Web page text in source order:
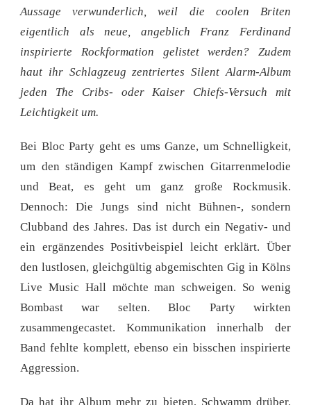
Aussage verwunderlich, weil die coolen Briten
eigentlich als neue, angeblich Franz Ferdinand
inspirierte Rockformation gelistet werden? Zudem
haut ihr Schlagzeug zentriertes Silent Alarm-Album
jeden The Cribs- oder Kaiser Chiefs-Versuch mit
Leichtigkeit um.
Bei Bloc Party geht es ums Ganze, um Schnelligkeit,
um den ständigen Kampf zwischen Gitarrenmelodie
und Beat, es geht um ganz große Rockmusik.
Dennoch: Die Jungs sind nicht Bühnen-, sondern
Clubband des Jahres. Das ist durch ein Negativ- und
ein ergänzendes Positivbeispiel leicht erklärt. Über
den lustlosen, gleichgültig abgemischten Gig in Kölns
Live Music Hall möchte man schweigen. So wenig
Bombast war selten. Bloc Party wirkten
zusammengecastet. Kommunikation innerhalb der
Band fehlte komplett, ebenso ein bisschen inspirierte
Aggression.
Da hat ihr Album mehr zu bieten, Schwamm drüber.